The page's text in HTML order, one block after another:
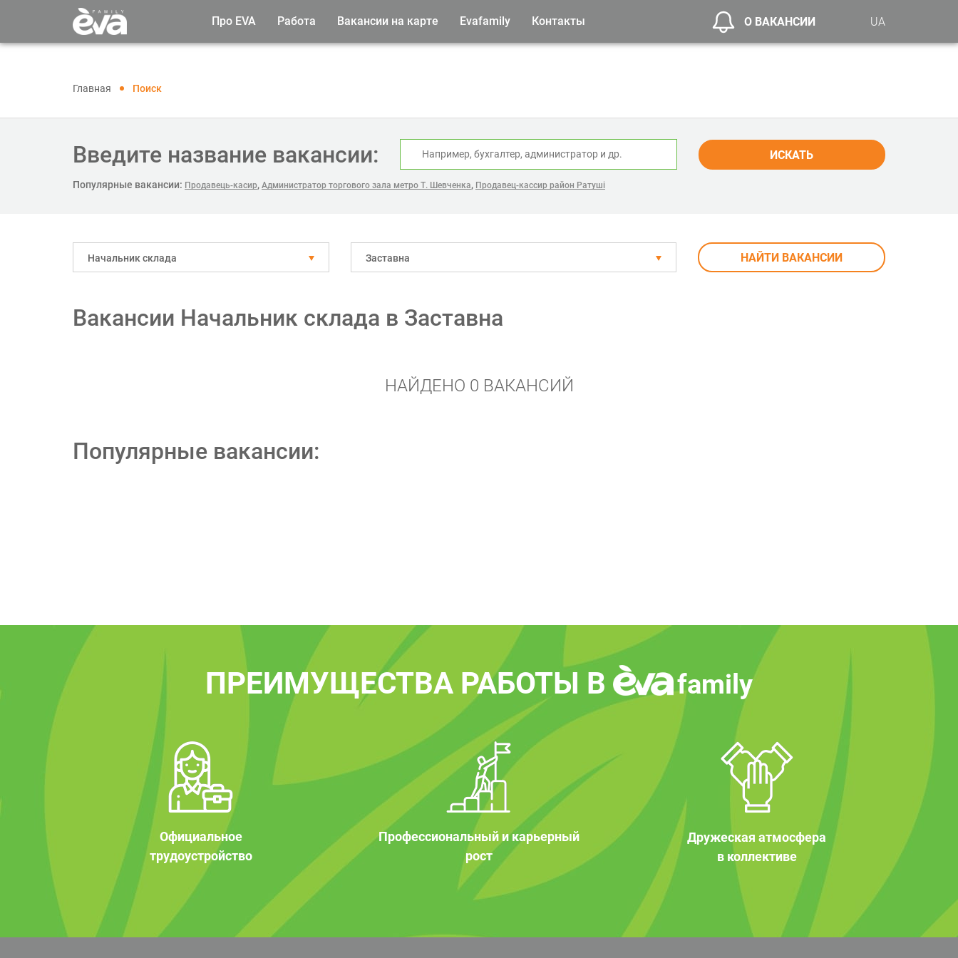
Про EVA Работа Вакансии на карте Evafamily Контакты О ВАКАНСИИ UA
Главная Поиск
Введите название вакансии: ИСКАТЬ
Популярные вакансии: Продавець-касир, Администратор торгового зала метро Т. Шевченка, Продавец-кассир район Ратуші
Начальник склада Заставна НАЙТИ ВАКАНСИИ
Вакансии Начальник склада в Заставна
НАЙДЕНО 0 ВАКАНСИЙ
Популярные вакансии:
ПРЕИМУЩЕСТВА РАБОТЫ В family
Официальное
трудоустройство
Профессиональный и карьерный
рост
Дружеская атмосфера
в коллективе